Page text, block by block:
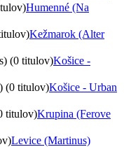
Humenné (Na
Kežmarok (Alter
(0 titulov)Košice -
(0 titulov)Košice - Urban
titulov)Krupina (Ferove
Levice (Martinus)